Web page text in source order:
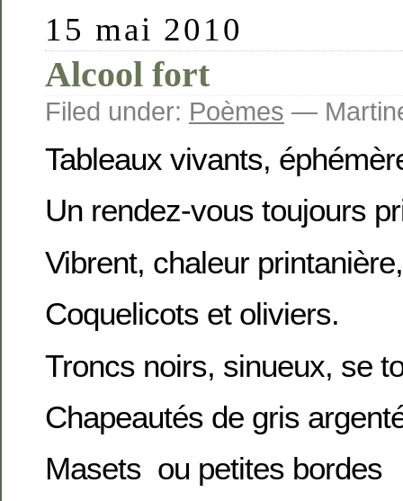
15 mai 2010
Alcool fort
Filed under: Poèmes —
Tableaux vivants,
Un rendez-vous toujours
Vibrent, chaleur printanière,
Coquelicots et oliviers.
Troncs noirs, sinueux, se
Chapeautés de gris
Masets ou petites bordes